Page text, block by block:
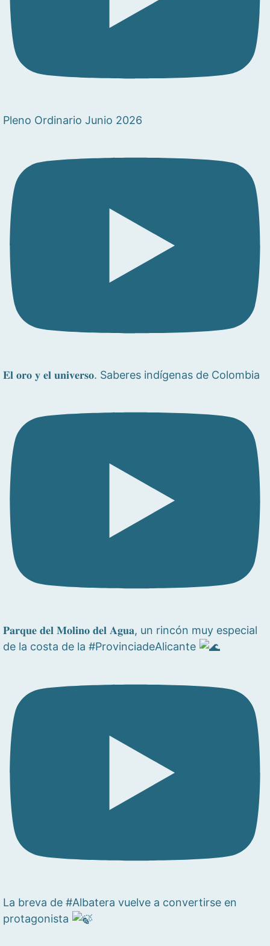
Pleno Ordinario Junio 2026
𝐄𝐥 𝐨𝐫𝐨 𝐲 𝐞𝐥 𝐮𝐧𝐢𝐯𝐞𝐫𝐬𝐨. Saberes indígenas de Colombia
𝐏𝐚𝐫𝐪𝐮𝐞 𝐝𝐞𝐥 𝐌𝐨𝐥𝐢𝐧𝐨 𝐝𝐞𝐥 𝐀𝐠𝐮𝐚, un rincón muy especial
de la costa de la #ProvinciadeAlicante
La breva de #Albatera vuelve a convertirse en
protagonista